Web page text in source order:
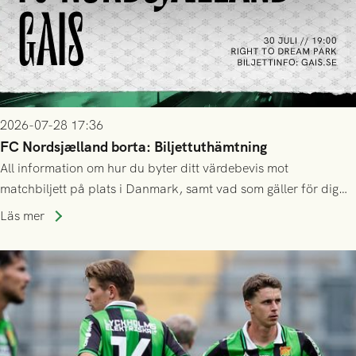
2026-07-28 17:36
FC Nordsjælland borta: Biljettuthämtning
All information om hur du byter ditt värdebevis mot
matchbiljett på plats i Danmark, samt vad som gäller för dig
som står på reservlista eller fått förhinder.
Läs mer